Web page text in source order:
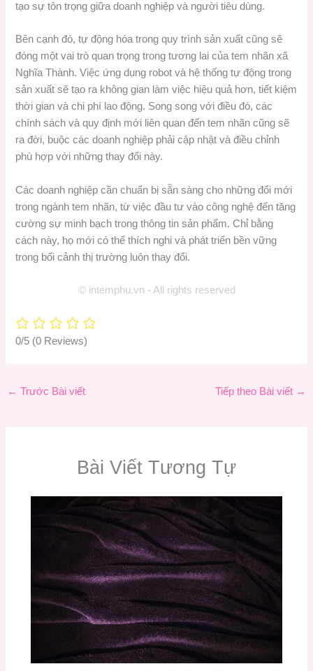
tạo sự tôn trọng giữa doanh nghiệp và người tiêu dùng.
Bên cạnh đó, tự động hóa trong quy trình sản xuất cũng sẽ
đóng một vai trò quan trọng trong tương lai của tem nhãn xã
Nghĩa Thành. Việc ứng dụng robot và hệ thống tự động trong
sản xuất sẽ tạo ra không gian làm việc hiệu quả hơn, tiết kiệm
thời gian và chi phí lao động. Song song với điều đó, các
chính sách và quy định mới liên quan đến tem nhãn cũng sẽ
ra đời, buộc các doanh nghiệp phải cập nhật và điều chỉnh
phù hợp với những thay đổi này.
Các doanh nghiệp cần chuẩn bị sẵn sàng cho những đổi mới
trong ngành tem nhãn, từ việc đầu tư vào công nghệ đến tăng
cường sự minh bạch trong thông tin sản phẩm. Chỉ bằng
cách này, họ mới có thể thích nghi và phát triển bền vững
trong bối cảnh thị trường luôn thay đổi.
© intemphu.vn - All rights reserved
0/5 (0 Reviews)
← Trước Bài viết Tiếp theo Bài viết →
Bài Viết Tương Tự